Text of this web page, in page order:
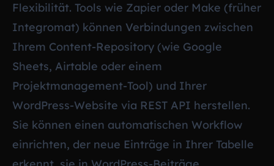
Flexibilität. Tools wie Zapier oder Make (früher
Integromat) können Verbindungen zwischen
Ihrem Content-Repository (wie Google
Sheets, Airtable oder einem
Projektmanagement-Tool) und Ihrer
WordPress-Website via REST API herstellen.
Sie können einen automatischen Workflow
einrichten, der neue Einträge in Ihrer Tabelle